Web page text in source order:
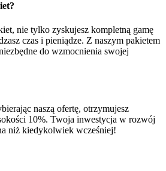
nie tylko zyskujesz kompletną gamę
czas i pieniądze. Z naszym pakietem
do wzmocnienia swojej
naszą ofertę, otrzymujesz
10%. Twoja inwestycja w rozwój
niż kiedykolwiek wcześniej!